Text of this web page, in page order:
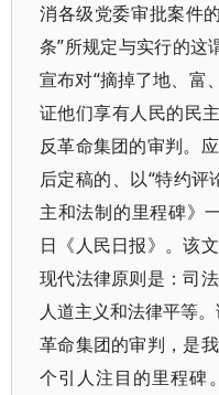
消各级党委审批案件
条”所规定与实行的这
宣布对“摘掉了地、富
证他们享有人民的民
反革命集团的审判。
后定稿的、以“特约评
主和法制的里程碑》
日《人民日报》。该
现代法律原则是：司
人道主义和法律平等
革命集团的审判，是
个引人注目的里程碑